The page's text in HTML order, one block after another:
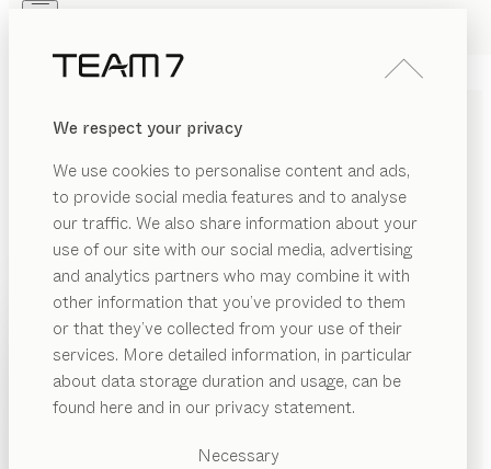
We respect your privacy
We use cookies to personalise content and ads,
to provide social media features and to analyse
our traffic. We also share information about your
use of our site with our social media, advertising
and analytics partners who may combine it with
other information that you’ve provided to them
or that they’ve collected from your use of their
services. More detailed information, in particular
about data storage duration and usage, can be
found here and in our privacy statement.
Necessary
PRODUKTE
INSPIRATION
HÄNDLER
Vorgeschlagene
Kategorien
PRODUKTE
INSPIRATION
ÜBER UNS
SCHIEBETÜRENSCHRÄNKE
von Sebastian Desch
Außen schlichte Eleganz, innen eldes Holz und
durchdachte Funktionalität: Unsere individuell
planbaren Schwebetürenschränke bieten Flexibilität,
die durch eine Vielzahl von Abmessungen und
Ausführungen definiert wird.
HÄNDLER FINDEN